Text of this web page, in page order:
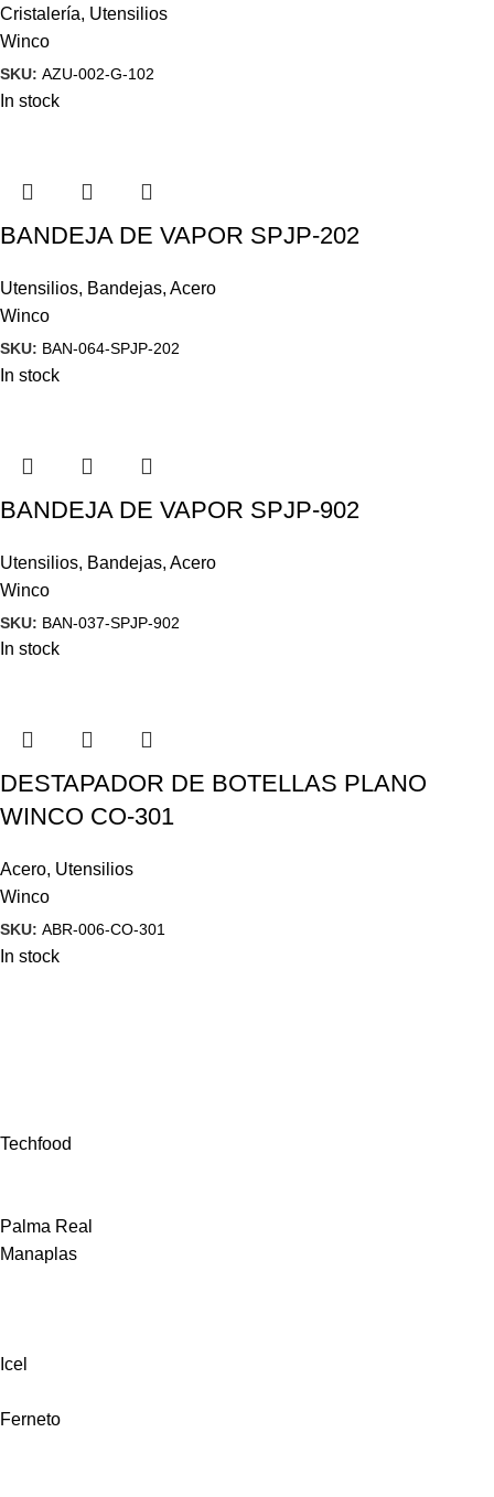
Cristalería, Utensilios
Winco
SKU: AZU-002-G-102
In stock
BANDEJA DE VAPOR SPJP-202
Utensilios, Bandejas, Acero
Winco
SKU: BAN-064-SPJP-202
In stock
BANDEJA DE VAPOR SPJP-902
Utensilios, Bandejas, Acero
Winco
SKU: BAN-037-SPJP-902
In stock
DESTAPADOR DE BOTELLAS PLANO
WINCO CO-301
Acero, Utensilios
Winco
SKU: ABR-006-CO-301
In stock
Techfood
Palma Real
Manaplas
Icel
Ferneto